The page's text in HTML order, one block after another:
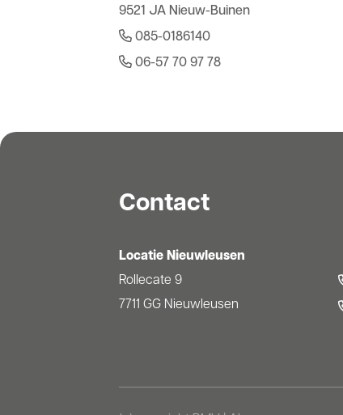
9521 JA Nieuw-Buinen
085-0186140
06-57 70 97 78
Contact
Locatie Nieuwleusen
Rollecate 9
7711 GG Nieuwleusen